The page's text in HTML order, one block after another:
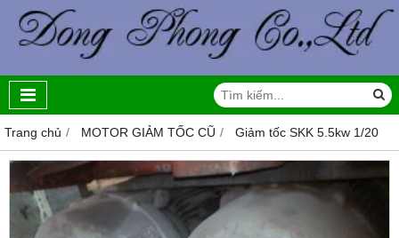
Trang chủ MOTOR GIẢM TỐC CŨ Giảm tốc SKK 5.5kw 1/20